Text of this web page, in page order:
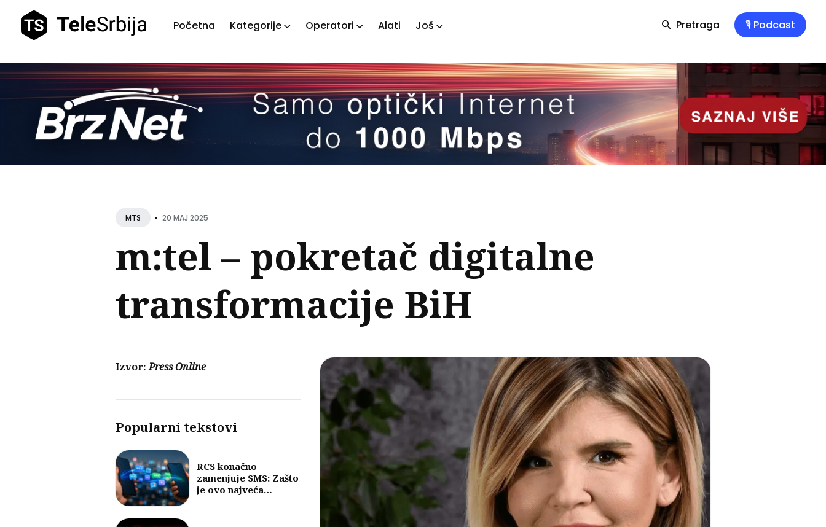
Početna Kategorije Operatori Alati Još Pretraga 🎙️ Podcast
Pretražite
tekstove
MTS • 20 MAJ 2025
m:tel – pokretač digitalne
transformacije BiH
Izvor:Press Online
Popularni tekstovi
RCS konačno
zamenjuje SMS: Zašto
je ovo najveća